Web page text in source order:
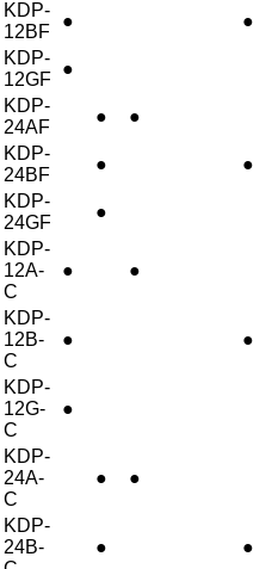
KDP-
12BF
● ●
KDP-
12GF
●
KDP-
24AF
● ●
KDP-
24BF
● ●
KDP-
24GF
●
KDP-
12A-
C
● ●
KDP-
12B-
C
● ●
KDP-
12G-
C
●
KDP-
24A-
C
● ●
KDP-
24B-
● ●